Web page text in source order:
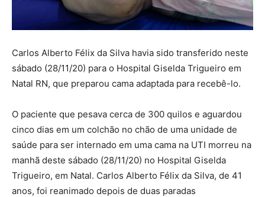
Carlos Alberto Félix da Silva havia sido transferido neste
sábado (28/11/20) para o Hospital Giselda Trigueiro em
Natal RN, que preparou cama adaptada para recebê-lo.
O paciente que pesava cerca de 300 quilos e aguardou
cinco dias em um colchão no chão de uma unidade de
saúde para ser internado em uma cama na UTI morreu na
manhã deste sábado (28/11/20) no Hospital Giselda
Trigueiro, em Natal. Carlos Alberto Félix da Silva, de 41
anos, foi reanimado depois de duas paradas